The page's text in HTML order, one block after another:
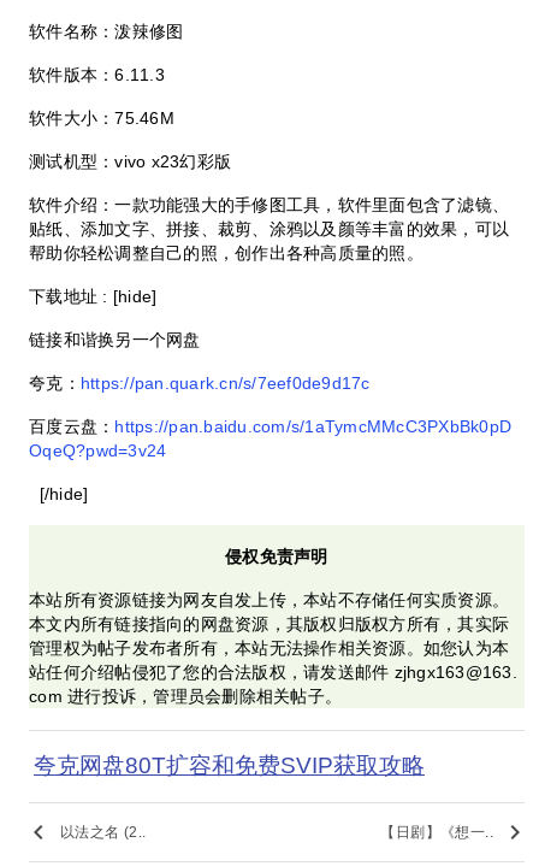
软件名称：泼辣修图
软件版本：6.11.3
软件大小：75.46M
测试机型：vivo x23幻彩版
软件介绍：一款功能强大的手修图工具，软件里面包含了滤镜、
贴纸、添加文字、拼接、裁剪、涂鸦以及颜等丰富的效果，可以
帮助你轻松调整自己的照，创作出各种高质量的照。
下载地址 : [hide]
链接和谐换另一个网盘
夸克： https://pan.quark.cn/s/7eef0de9d17c
百度云盘： https://pan.baidu.com/s/1aTymcMMcC3PXbBk0pD
OqeQ?pwd=3v24
[/hide]
侵权免责声明
本站所有资源链接为网友自发上传，本站不存储任何实质资源。
本文内所有链接指向的网盘资源，其版权归版权方所有，其实际
管理权为帖子发布者所有，本站无法操作相关资源。如您认为本
站任何介绍帖侵犯了您的合法版权，请发送邮件 zjhgx163@163.
com 进行投诉，管理员会删除相关帖子。
夸克网盘80T扩容和免费SVIP获取攻略
keyboard_arrow_left 以法之名 (2.. 【日剧】《想一.. keyboard_arrow_right